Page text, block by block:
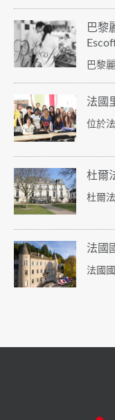
巴黎
巴黎
法國
位於
杜爾
杜爾
法國
法國